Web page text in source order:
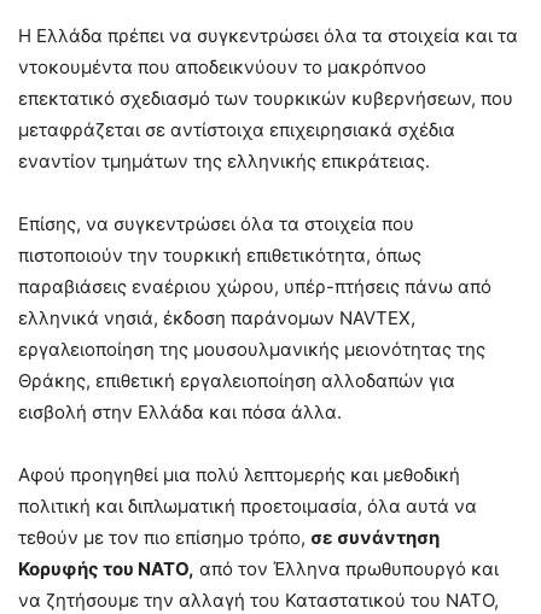
Η Ελλάδα πρέπει να συγκεντρώσει όλα τα στοιχεία και τα
ντοκουμέντα που αποδεικνύουν το μακρόπνοο
επεκτατικό σχεδιασμό των τουρκικών κυβερνήσεων, που
μεταφράζεται σε αντίστοιχα επιχειρησιακά σχέδια
εναντίον τμημάτων της ελληνικής επικράτειας.
Επίσης, να συγκεντρώσει όλα τα στοιχεία που
πιστοποιούν την τουρκική επιθετικότητα, όπως
παραβιάσεις εναέριου χώρου, υπέρ-πτήσεις πάνω από
ελληνικά νησιά, έκδοση παράνομων NAVTEX,
εργαλειοποίηση της μουσουλμανικής μειονότητας της
Θράκης, επιθετική εργαλειοποίηση αλλοδαπών για
εισβολή στην Ελλάδα και πόσα άλλα.
Αφού προηγηθεί μια πολύ λεπτομερής και μεθοδική
πολιτική και διπλωματική προετοιμασία, όλα αυτά να
τεθούν με τον πιο επίσημο τρόπο, σε συνάντηση
Κορυφής του NATO, από τον Έλληνα πρωθυπουργό και
να ζητήσουμε την αλλαγή του Καταστατικού του NATO,